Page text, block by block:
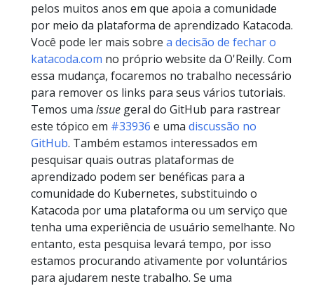
pelos muitos anos em que apoia a comunidade
por meio da plataforma de aprendizado Katacoda.
Você pode ler mais sobre a decisão de fechar o
katacoda.com no próprio website da O'Reilly. Com
essa mudança, focaremos no trabalho necessário
para remover os links para seus vários tutoriais.
Temos uma issue geral do GitHub para rastrear
este tópico em #33936 e uma discussão no
GitHub. Também estamos interessados em
pesquisar quais outras plataformas de
aprendizado podem ser benéficas para a
comunidade do Kubernetes, substituindo o
Katacoda por uma plataforma ou um serviço que
tenha uma experiência de usuário semelhante. No
entanto, esta pesquisa levará tempo, por isso
estamos procurando ativamente por voluntários
para ajudarem neste trabalho. Se uma